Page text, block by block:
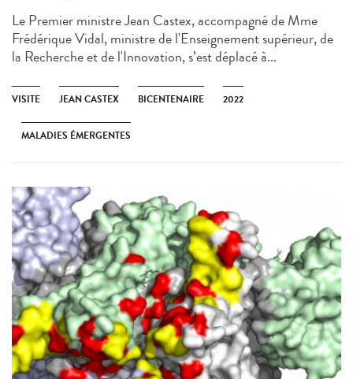
Le Premier ministre Jean Castex, accompagné de Mme
Frédérique Vidal, ministre de l'Enseignement supérieur, de
la Recherche et de l'Innovation, s’est déplacé à...
VISITE JEAN CASTEX BICENTENAIRE 2022
MALADIES ÉMERGENTES